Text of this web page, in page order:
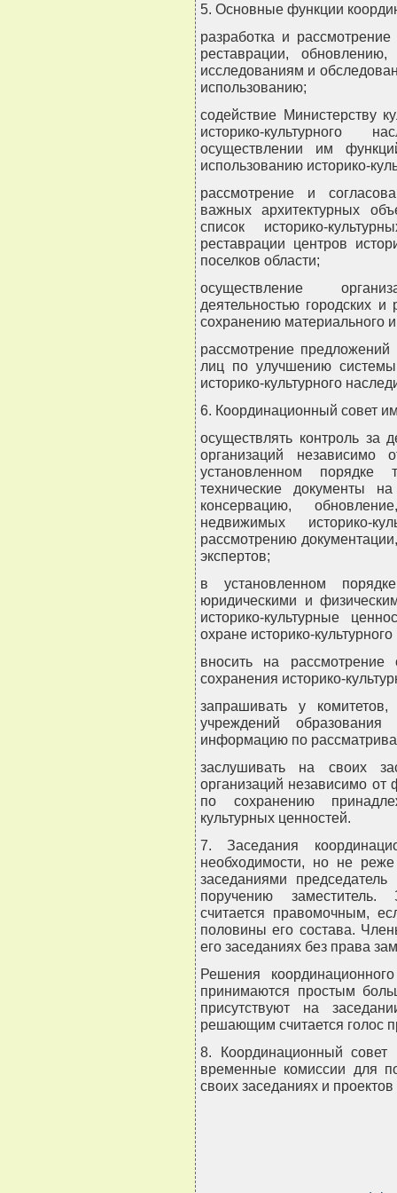
5. Основные функции
разработка и
реставрации, обновлению,
исследованиям и
использованию;
содействие Министерству
историко-
осуществлении им
использованию историко-
рассмотрение и
важных архитектурных
список историко-
реставрации центров
поселков области;
осуществление
деятельностью городских
сохранению материального
рассмотрение
лиц по улучшению
историко-культурного
6. Координационный совет
осуществлять контроль за
организаций независимо
установленном
технические документы
консервацию,
недвижимых историко-
рассмотрению
экспертов;
в установленном
юридическими и
историко-культурные
охране историко-
вносить на
сохранения историко-
запрашивать у
учреждений
информацию по
заслушивать на своих
организаций независимо от
по сохранению
культурных ценностей.
7. Заседания
необходимости, но не
заседаниями
поручению заместитель.
считается правомочным,
половины его состава.
его заседаниях без права
Решения
принимаются простым
присутствуют на
решающим считается голос
8. Координационный совет
временные комиссии для
своих заседаниях и